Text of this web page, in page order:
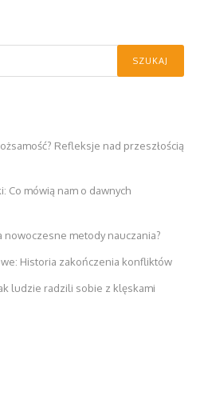
Refleksje nad przeszłością
Co mówią nam o dawnych
nowoczesne metody nauczania?
Historia zakończenia konfliktów
ludzie radzili sobie z klęskami